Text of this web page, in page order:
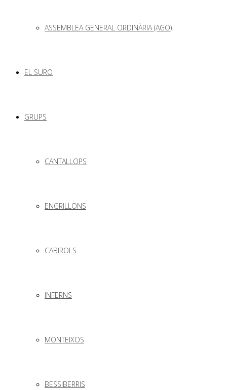
ASSEMBLEA GENERAL ORDINÀRIA (AGO)
EL SURO
GRUPS
CANTALLOPS
ENGRILLONS
CABIROLS
INFERNS
MONTEIXOS
BESSIBERRIS